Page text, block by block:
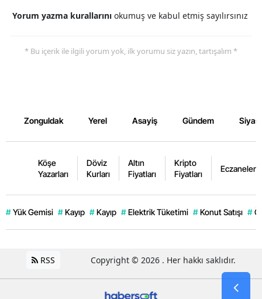
Yorum yazma kurallarını okumuş ve kabul etmiş sayılırsınız
* Bu içerik ile ilgili yorum yok, ilk yorumu siz yazın, tartışalım *
Zonguldak Yerel Asayiş Gündem
Köşe
Yazarları
Döviz
Kurları
Altın
Fiyatları
Kripto
Fiyatları
Eczaneler
# Yük Gemisi # Kayıp # Kayıp # Elektrik Tüketimi # Konut Satışı #
RSS Copyright © 2026 . Her hakkı saklıdır.